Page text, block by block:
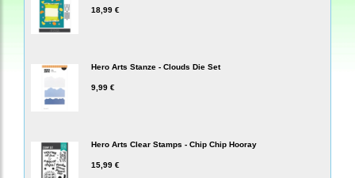
18,99 €
Hero Arts Stanze - Clouds Die Set
9,99 €
Hero Arts Clear Stamps - Chip Chip Hooray
15,99 €